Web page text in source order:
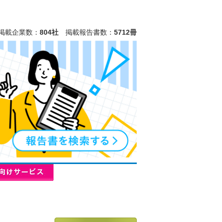
載企業数： 804社 掲載報告書数： 5712冊